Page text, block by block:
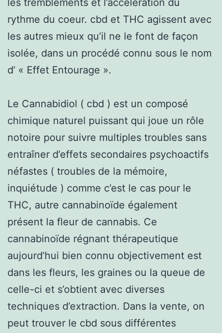
rythme du coeur. cbd et THC agissent avec
les autres mieux qu’il ne le font de façon
isolée, dans un procédé connu sous le nom
d’ « Effet Entourage ».
Le Cannabidiol ( cbd ) est un composé
chimique naturel puissant qui joue un rôle
notoire pour suivre multiples troubles sans
entraîner d’effets secondaires psychoactifs
néfastes ( troubles de la mémoire,
inquiétude ) comme c’est le cas pour le
THC, autre cannabinoïde également
présent la fleur de cannabis. Ce
cannabinoïde régnant thérapeutique
aujourd’hui bien connu objectivement est
dans les fleurs, les graines ou la queue de
celle-ci et s’obtient avec diverses
techniques d’extraction. Dans la vente, on
peut trouver le cbd sous différentes